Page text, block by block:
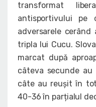
transformat
antisportivului pe
adversarele
tripla lui Cucu.
marcat după
câteva secunde
câte au reușit în
40-36 în parțialul